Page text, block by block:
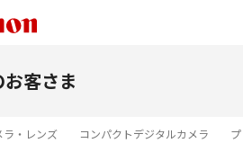
客さま
ラ・レンズ コンパクトデジタルカメラ